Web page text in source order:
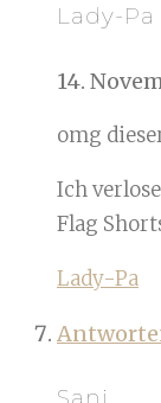
Lady-Pa
14.
omg
Ich
Flag
Lady-Pa